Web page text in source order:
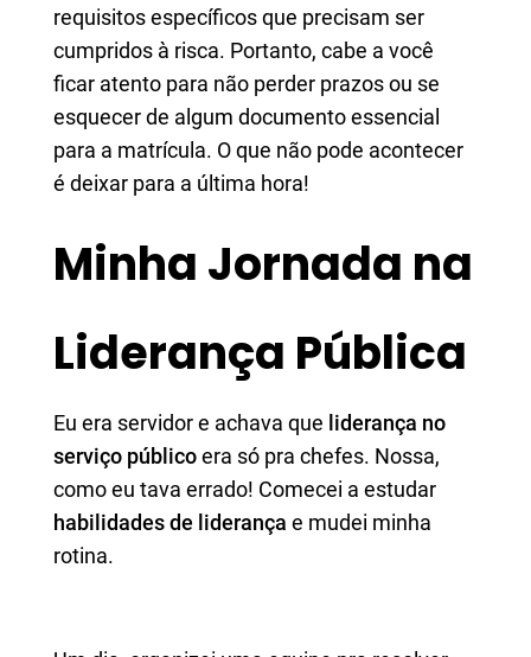
requisitos específicos que precisam ser
cumpridos à risca. Portanto, cabe a você
ficar atento para não perder prazos ou se
esquecer de algum documento essencial
para a matrícula. O que não pode acontecer
é deixar para a última hora!
Minha Jornada na
Liderança Pública
Eu era servidor e achava que liderança no
serviço públicoera só pra chefes. Nossa,
como eu tava errado! Comecei a estudar
habilidades de liderança e mudei minha
rotina.